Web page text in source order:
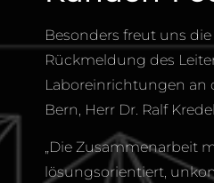
Besonders freut uns
Rückmeldung des
Laboreinrichtungen an
Bern, Herr Dr. Ralf
„Die Zusammenarbeit
lösungsorientiert,